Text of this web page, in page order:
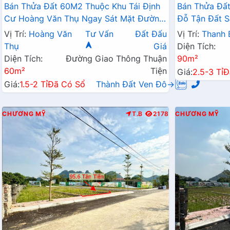
Bán Thửa Đất 60M2 Thuộc Khu Tái Định
Cư Hoàng Văn Thụ Ngay Sát Mặt Đường
Kinh Doanh QL21A
Vị Trí: Hoàng Văn
Thụ
Tư Vấn
Đất Đấu
Giá
Diện Tích:
60m²
Đường Giao Thông Thuận
Tiện
Giá:1.5-2 TỉĐã Có Sổ Thành Đất Ven Đô→
Bán Thửa
Đỗ Tận Đất
Liên Xã
Vị Trí: Thanh
Diện Tích:
90m²
Giá:2.5-3 Tỉ
CHƯƠNG MỸ T.B 2178 CHƯƠNG MỸ